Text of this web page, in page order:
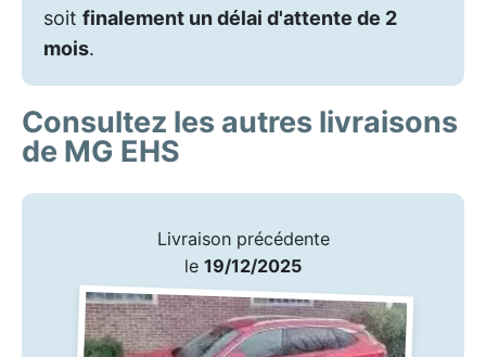
soit finalement un délai d'attente de 2
mois.
Consultez les autres livraisons
de MG EHS
Livraison précédente
le 19/12/2025